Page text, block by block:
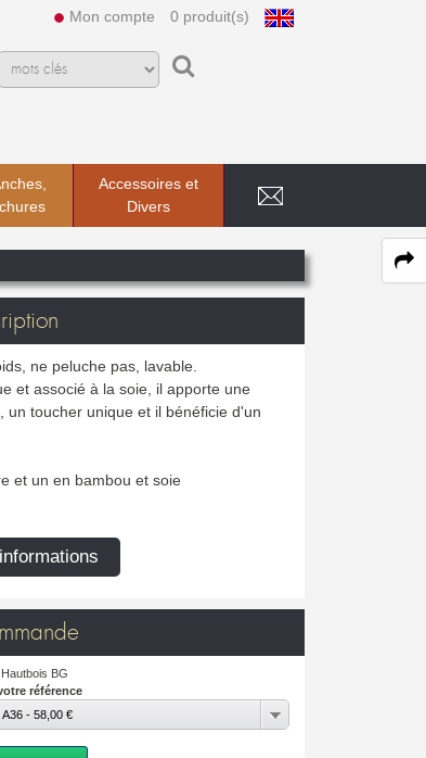
Mon compte 0 produit(s)
Accessoires et
Divers
ne peluche pas, lavable.
et associé à la soie, il apporte une
toucher unique et il bénéficie d'un
et un en bambou et soie
BG
référence
- 58,00 €